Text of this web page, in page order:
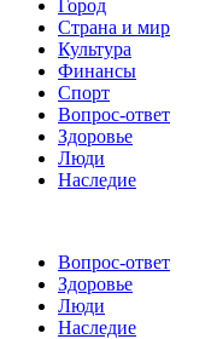
Город
Страна и мир
Культура
Финансы
Спорт
Вопрос-ответ
Здоровье
Люди
Наследие
Вопрос-ответ
Здоровье
Люди
Наследие